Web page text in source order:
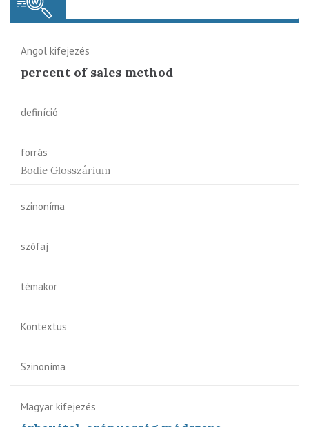
Angol kifejezés
percent of sales method
definíció
forrás
Bodie Glosszárium
szinoníma
szófaj
témakör
Kontextus
Szinoníma
Magyar kifejezés